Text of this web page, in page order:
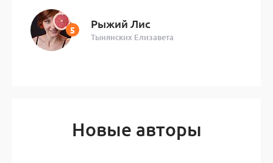
Рыжий Лис
Тынянских Елизавета
Новые авторы